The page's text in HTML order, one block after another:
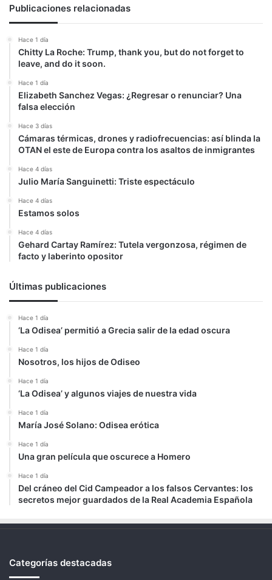
Publicaciones relacionadas
Hace 1 día
Chitty La Roche: Trump, thank you, but do not forget to
leave, and do it soon.
Hace 1 día
Elizabeth Sanchez Vegas: ¿Regresar o renunciar? Una
falsa elección
Hace 3 días
Cámaras térmicas, drones y radiofrecuencias: así blinda la
OTAN el este de Europa contra los asaltos de inmigrantes
Hace 4 días
Julio María Sanguinetti: Triste espectáculo
Hace 4 días
Estamos solos
Hace 4 días
Gehard Cartay Ramírez: Tutela vergonzosa, régimen de
facto y laberinto opositor
Últimas publicaciones
Hace 1 día
‘La Odisea’ permitió a Grecia salir de la edad oscura
Hace 1 día
Nosotros, los hijos de Odiseo
Hace 1 día
‘La Odisea’ y algunos viajes de nuestra vida
Hace 1 día
María José Solano: Odisea erótica
Hace 1 día
Una gran película que oscurece a Homero
Hace 1 día
Del cráneo del Cid Campeador a los falsos Cervantes: los
secretos mejor guardados de la Real Academia Española
Categorías destacadas